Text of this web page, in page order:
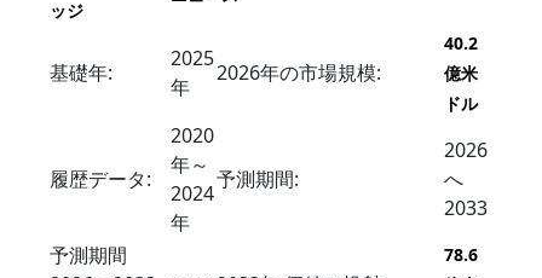
ッジ
基礎年:
2025
年
2026年の市場規模:
40.2
億米
ドル
履歴データ:
2020
年～
2024
年
予測期間:
2026
へ
2033
予測期間
78.6